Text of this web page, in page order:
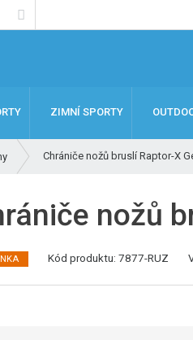
ZIMNÍ SPORTY
Chrániče nožů bruslí Raptor-X
nožů
Kód produktu: 7877-RUZ